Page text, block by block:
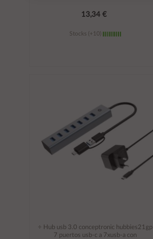
13,34 €
Stocks (+10)
÷ Hub usb 3.0 conceptronic hubbies21gp
7 puertos usb-c a 7xusb-a con